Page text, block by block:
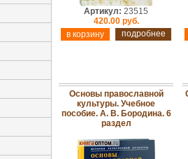
Артикул: 23515
420.00 руб.
подробнее
Основы православной
культуры. Учебное
пособие. А. В. Бородина. 6
раздел